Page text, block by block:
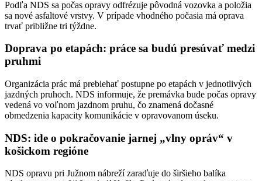
Podľa NDS sa počas opravy odfrézuje pôvodná vozovka a položia
sa nové asfaltové vrstvy. V prípade vhodného počasia má oprava
trvať približne tri týždne.
Doprava po etapách: práce sa budú presúvať medzi
pruhmi
Organizácia prác má prebiehať postupne po etapách v jednotlivých
jazdných pruhoch. NDS informuje, že premávka bude počas opravy
vedená vo voľnom jazdnom pruhu, čo znamená dočasné
obmedzenia kapacity komunikácie v opravovanom úseku.
NDS: ide o pokračovanie jarnej „vlny opráv“ v
košickom regióne
NDS opravu pri Južnom nábreží zaraďuje do širšieho balíka